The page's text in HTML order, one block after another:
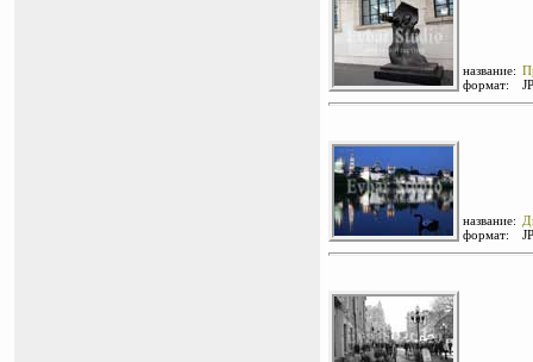
название:
формат:
название:
формат: